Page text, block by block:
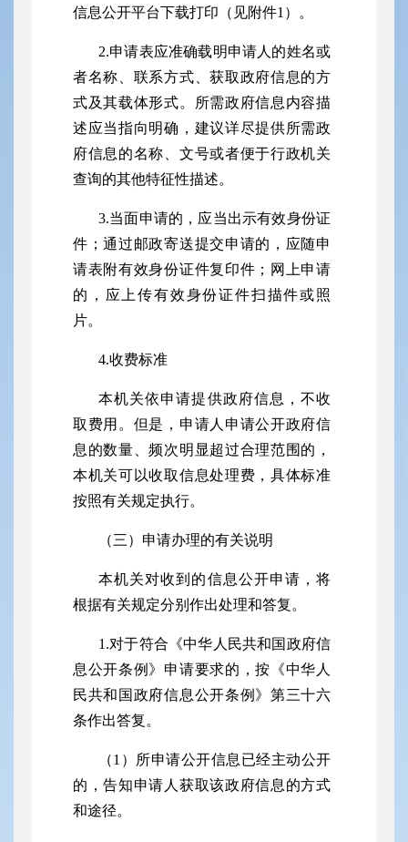
信息公开平台下载打印（见附件1）。
2.申请表应准确载明申请人的姓名或
者名称、联系方式、获取政府信息的方
式及其载体形式。所需政府信息内容描
述应当指向明确，建议详尽提供所需政
府信息的名称、文号或者便于行政机关
查询的其他特征性描述。
3.当面申请的，应当出示有效身份证
件；通过邮政寄送提交申请的，应随申
请表附有效身份证件复印件；网上申请
的，应上传有效身份证件扫描件或照
片。
4.收费标准
本机关依申请提供政府信息，不收
取费用。但是，申请人申请公开政府信
息的数量、频次明显超过合理范围的，
本机关可以收取信息处理费，具体标准
按照有关规定执行。
（三）申请办理的有关说明
本机关对收到的信息公开申请，将
根据有关规定分别作出处理和答复。
1.对于符合《中华人民共和国政府信
息公开条例》申请要求的，按《中华人
民共和国政府信息公开条例》第三十六
条作出答复。
（1）所申请公开信息已经主动公开
的，告知申请人获取该政府信息的方式
和途径。